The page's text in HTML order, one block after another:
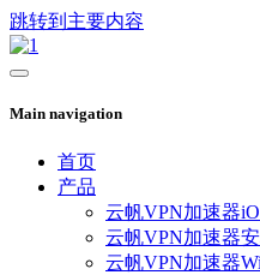
跳转到主要内容
Main navigation
首页
产品
云帆VPN加速器
云帆VPN加速器
云帆VPN加速器